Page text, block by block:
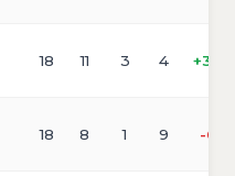
18 11 3 4 +34
18 8 1 9 -6